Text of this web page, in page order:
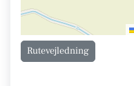
Rutevejledning